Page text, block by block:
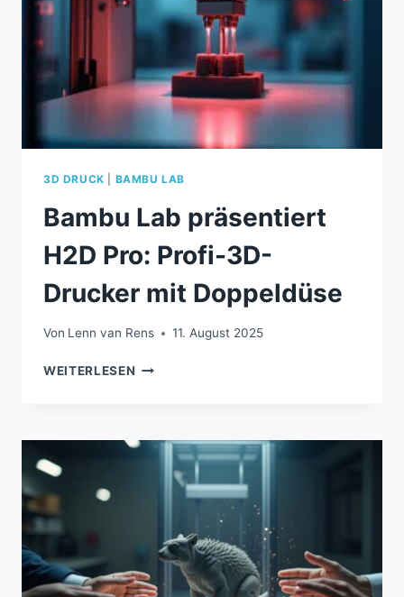
3D DRUCK BAMBU LAB
Bambu Lab präsentiert
H2D Pro: Profi-3D-
Drucker mit Doppeldüse
Von Lenn van Rens 11. August 2025
WEITERLESEN BAMBU
PRO:
PROFI-
DRUCKER
DOPPELDÜSE